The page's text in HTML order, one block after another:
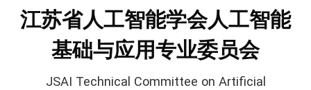
江苏省人工智能学会人工智能
基础与应用专业委员会
JSAI Technical Committee on Artificial